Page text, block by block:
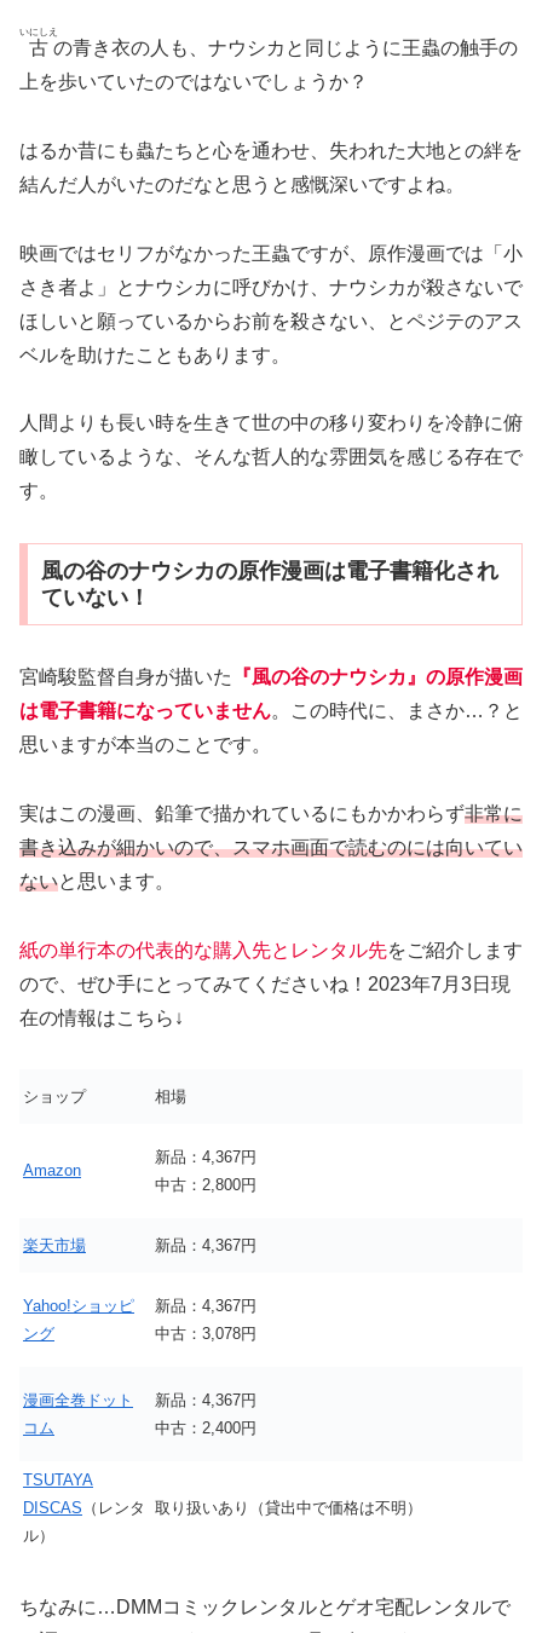
古
いにしえ
の青き衣の人も、ナウシカと同じように王蟲の触手の
上を歩いていたのではないでしょうか？
はるか昔にも蟲たちと心を通わせ、失われた大地との絆を
結んだ人がいたのだなと思うと感慨深いですよね。
映画ではセリフがなかった王蟲ですが、原作漫画では「小
さき者よ」とナウシカに呼びかけ、ナウシカが殺さないで
ほしいと願っているからお前を殺さない、とペジテのアス
ベルを助けたこともあります。
人間よりも長い時を生きて世の中の移り変わりを冷静に俯
瞰しているような、そんな哲人的な雰囲気を感じる存在で
す。
風の谷のナウシカの原作漫画は電子書籍化され
ていない！
宮崎駿監督自身が描いた
『風の谷のナウシカ』の原作漫画
は電子書籍になっていません。この時代に、まさか…？と
思いますが本当のことです。
実はこの漫画、鉛筆で描かれているにもかかわらず非常に
書き込みが細かいので、スマホ画面で読むのには向いてい
ないと思います。
紙の単行本の代表的な購入先とレンタル先をご紹介します
ので、ぜひ手にとってみてくださいね！2023年7月3日現
在の情報はこちら↓
ショップ 相場
Amazon
新品：4,367円
中古：2,800円
楽天市場 新品：4,367円
Yahoo!ショッピ
ング
新品：4,367円
中古：3,078円
漫画全巻ドット
コム
新品：4,367円
中古：2,400円
TSUTAYA
DISCAS （レンタ
ル）
取り扱いあり（貸出中で価格は不明）
ちなみに…DMMコミックレンタルとゲオ宅配レンタルで